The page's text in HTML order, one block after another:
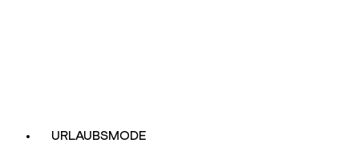
URLAUBSMODE